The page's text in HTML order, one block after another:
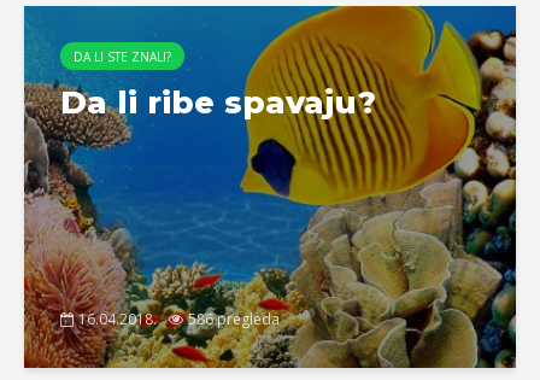
DA LI STE ZNALI?
Da li ribe spavaju?
16.04.2018. 586 pregleda